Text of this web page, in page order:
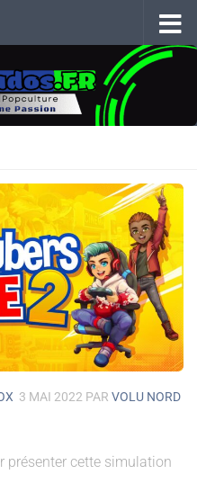
3 MAI 2022 PAR VOLU NORD
présenter cette simulation